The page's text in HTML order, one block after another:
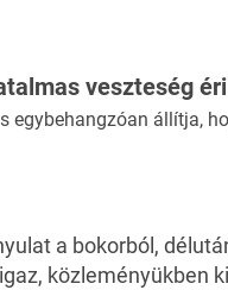
veszteség
egybehangzóan állítja,
a bokorból,
közleményükben